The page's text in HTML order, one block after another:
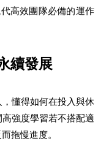
高效團隊必備的運作
續發展
懂得如何在投入與休
強度學習若不搭配適
拖慢進度。